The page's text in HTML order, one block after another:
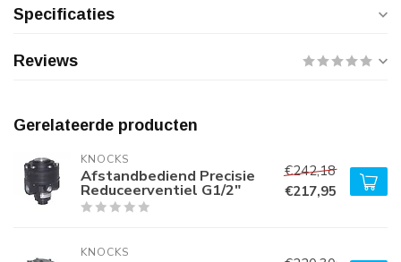
Specificaties
Reviews
Gerelateerde producten
KNOCKS
Afstandbediend Precisie
Reduceerventiel G1/2"
€242,18
€217,95
KNOCKS